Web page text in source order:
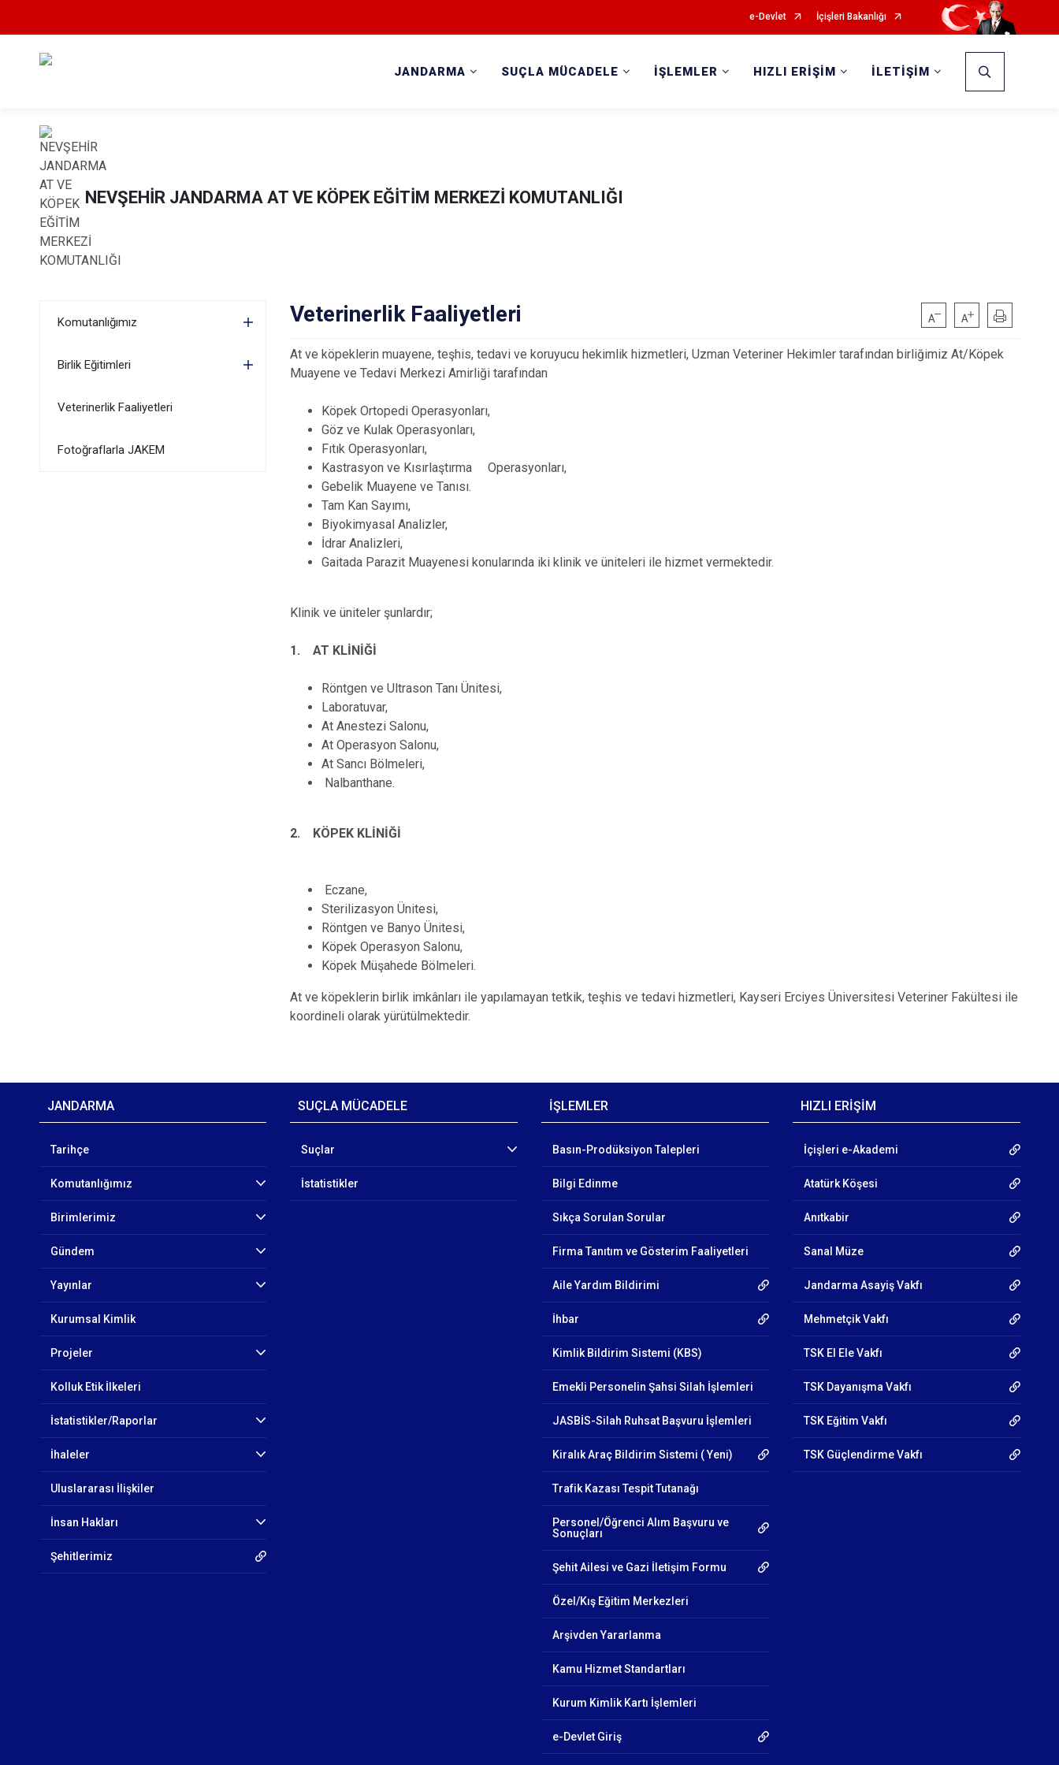
e-Devlet İçişleri Bakanlığı
JANDARMA SUÇLA MÜCADELE İŞLEMLER HIZLI ERİŞİM İLETİŞİM
NEVŞEHİR JANDARMA AT VE KÖPEK EĞİTİM MERKEZİ KOMUTANLIĞI
Komutanlığımız
Birlik Eğitimleri
Veterinerlik Faaliyetleri
Fotoğraflarla JAKEM
Veterinerlik Faaliyetleri
At ve köpeklerin muayene, teşhis, tedavi ve koruyucu hekimlik hizmetleri, Uzman Veteriner Hekimler tarafından birliğimiz At/Köpek
Muayene ve Tedavi Merkezi Amirliği tarafından
Köpek Ortopedi Operasyonları,
Göz ve Kulak Operasyonları,
Fıtık Operasyonları,
Kastrasyon ve Kısırlaştırma Operasyonları,
Gebelik Muayene ve Tanısı.
Tam Kan Sayımı,
Biyokimyasal Analizler,
İdrar Analizleri,
Gaitada Parazit Muayenesi konularında iki klinik ve üniteleri ile hizmet vermektedir.
Klinik ve üniteler şunlardır;
1. AT KLİNİĞİ
Röntgen ve Ultrason Tanı Ünitesi,
Laboratuvar,
At Anestezi Salonu,
At Operasyon Salonu,
At Sancı Bölmeleri,
Nalbanthane.
2. KÖPEK KLİNİĞİ
Eczane,
Sterilizasyon Ünitesi,
Röntgen ve Banyo Ünitesi,
Köpek Operasyon Salonu,
Köpek Müşahede Bölmeleri.
At ve köpeklerin birlik imkânları ile yapılamayan tetkik, teşhis ve tedavi hizmetleri, Kayseri Erciyes Üniversitesi Veteriner Fakültesi ile
koordineli olarak yürütülmektedir.
JANDARMA
Tarihçe
Komutanlığımız
Birimlerimiz
Gündem
Yayınlar
Kurumsal Kimlik
Projeler
Kolluk Etik İlkeleri
İstatistikler/Raporlar
İhaleler
Uluslararası İlişkiler
İnsan Hakları
Şehitlerimiz
SUÇLA MÜCADELE
Suçlar
İstatistikler
İŞLEMLER
Basın-Prodüksiyon Talepleri
Bilgi Edinme
Sıkça Sorulan Sorular
Firma Tanıtım ve Gösterim Faaliyetleri
Aile Yardım Bildirimi
İhbar
Kimlik Bildirim Sistemi (KBS)
Emekli Personelin Şahsi Silah İşlemleri
JASBİS-Silah Ruhsat Başvuru İşlemleri
Kiralık Araç Bildirim Sistemi ( Yeni)
Trafik Kazası Tespit Tutanağı
Personel/Öğrenci Alım Başvuru ve
Sonuçları
Şehit Ailesi ve Gazi İletişim Formu
Özel/Kış Eğitim Merkezleri
Arşivden Yararlanma
Kamu Hizmet Standartları
Kurum Kimlik Kartı İşlemleri
e-Devlet Giriş
HIZLI ERİŞİM
İçişleri e-Akademi
Atatürk Köşesi
Anıtkabir
Sanal Müze
Jandarma Asayiş Vakfı
Mehmetçik Vakfı
TSK El Ele Vakfı
TSK Dayanışma Vakfı
TSK Eğitim Vakfı
TSK Güçlendirme Vakfı